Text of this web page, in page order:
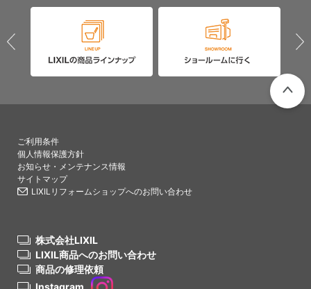
ご利用条件
個人情報保護方針
お知らせ・メンテナンス情報
サイトマップ
LIXILリフォームショップへのお問い合わせ
株式会社LIXIL
LIXIL商品へのお問い合わせ
商品の修理依頼